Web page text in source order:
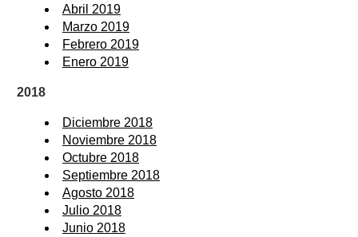
Abril 2019
Marzo 2019
Febrero 2019
Enero 2019
2018
Diciembre 2018
Noviembre 2018
Octubre 2018
Septiembre 2018
Agosto 2018
Julio 2018
Junio 2018